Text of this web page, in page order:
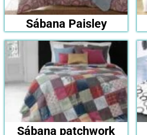
Sábana Paisley
Sábana patchwork